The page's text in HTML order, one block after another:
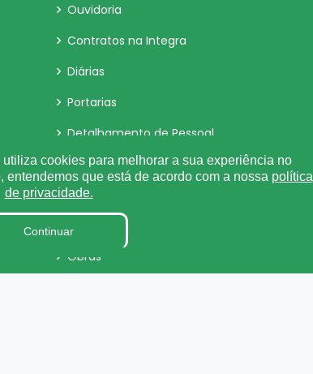
Ouvidoria
Contratos na Integra
Diárias
Portarias
Detalhamento de Pessoal
Receitas e Despesas
Parecer TCE
Organização Institucional
Obras
cookies para melhorar a sua experiência no
que está de acordo com a nossa política
de privacidade.
Continuar